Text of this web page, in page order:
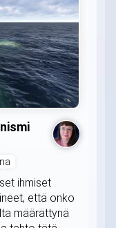
ihmiset
että onko
määrättynä